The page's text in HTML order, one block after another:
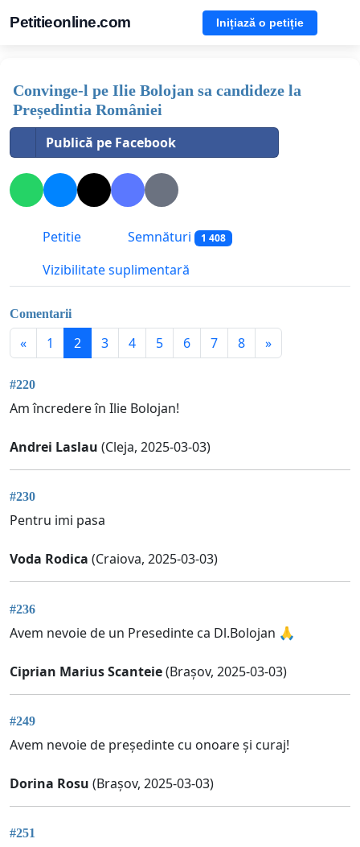
Petitieonline.com Inițiază o petiție
Convinge-l pe Ilie Bolojan sa candideze la
Președintia României
Publică pe Facebook
Petitie Semnături 1 408
Vizibilitate suplimentară
Comentarii
« 1 2 3 4 5 6 7 8 »
#220
Am încredere în Ilie Bolojan!
Andrei Laslau (Cleja, 2025-03-03)
#230
Pentru imi pasa
Voda Rodica (Craiova, 2025-03-03)
#236
Avem nevoie de un Presedinte ca Dl.Bolojan 🙏
Ciprian Marius Scanteie(Brașov, 2025-03-03)
#249
Avem nevoie de președinte cu onoare și curaj!
Dorina Rosu (Brașov, 2025-03-03)
#251